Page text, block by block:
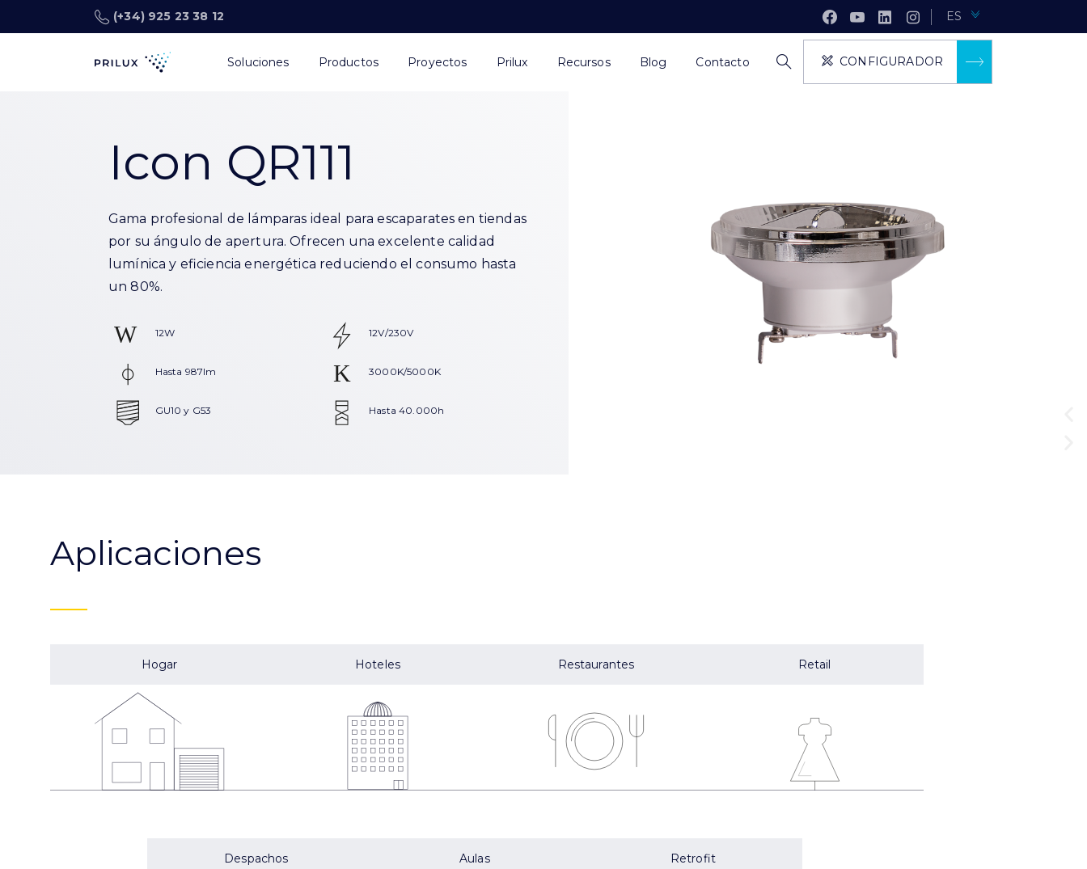
(+34) 925 23 38 12 ES
Soluciones Productos Proyectos Prilux Recursos Blog Contacto CONFIGURADOR
Icon QR111
Gama profesional de lámparas ideal para escaparates en tiendas
por su ángulo de apertura. Ofrecen una excelente calidad
lumínica y eficiencia energética reduciendo el consumo hasta
un 80%.
12W
Hasta 987lm
GU10 y G53
12V/230V
3000K/5000K
Hasta 40.000h
Aplicaciones
Hogar Hoteles Restaurantes Retail
Despachos Aulas Retrofit